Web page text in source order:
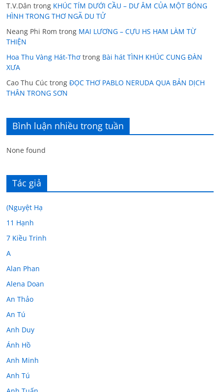
T.V.Dân trong KHÚC TÍM DƯỚI CẦU – DƯ ÂM CỦA MỘT BÓNG
HÌNH TRONG THƠ NGÃ DU TỬ
Neang Phi Rom trong MAI LƯƠNG – CỰU HS HAM LÀM TỪ
THIỆN
Hoa Thu Vàng Hát-Thơ trong Bài hát TÌNH KHÚC CUNG ĐÀN
XƯA
Cao Thu Cúc trongĐỌC THƠ PABLO NERUDA QUA BẢN DỊCH
THÂN TRONG SƠN
Bình luận nhiều trong tuần
None found
Tác giả
(Nguyệt Hạ
11 Hạnh
7 Kiều Trinh
A
Alan Phan
Alena Doan
An Thảo
An Tú
Anh Duy
Ánh Hồ
Anh Minh
Anh Tú